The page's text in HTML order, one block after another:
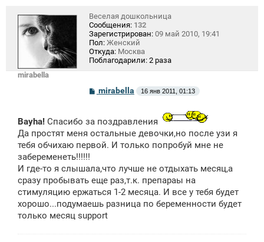
mirabella
Веселая дошкольница
Сообщения: 132
Зарегистрирован: 09 май 2010, 19:41
Пол: Женский
Откуда: Москва
Поблагодарили: 2 раза
С
о
щ
е
н
и
mirabella 16 янв 2011, 01:13
Bayha! Спасибо за поздравления
Да простят меня остальные девочки,но после узи я
тебя обчихаю первой. И только попробуй мне не
забеременеть!!!!!!
И где-то я слышала,что лучше не отдыхать месяц,а
сразу пробывать еще раз,т.к. препараы на
стимуляцию ержаться 1-2 месяца. И все у тебя будет
хорошо...подумаешь разница по беременности будет
только месяц support